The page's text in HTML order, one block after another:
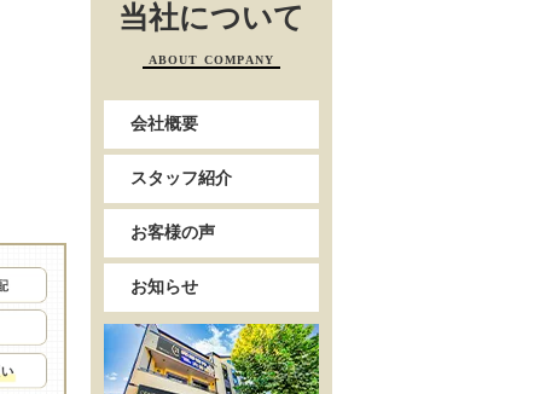
当社について
ABOUT COMPANY
会社概要
スタッフ紹介
お客様の声
お知らせ